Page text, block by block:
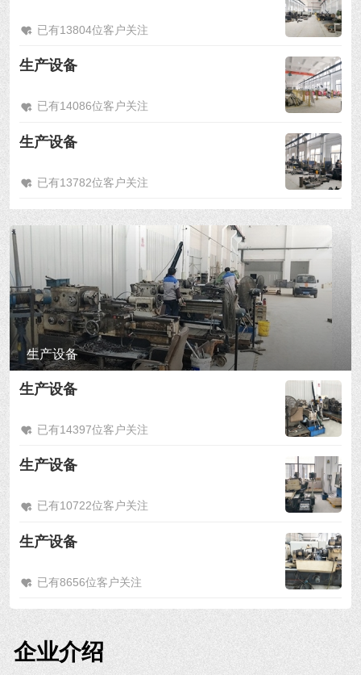
已有13804位客户关注
生产设备
已有14086位客户关注
生产设备
已有13782位客户关注
生产设备
生产设备
已有14397位客户关注
生产设备
已有10722位客户关注
生产设备
已有8656位客户关注
企业介绍